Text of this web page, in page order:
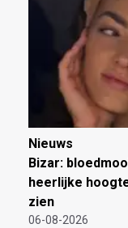
Nieuws
Bizar:
heerlijke
zien
06-08-2026